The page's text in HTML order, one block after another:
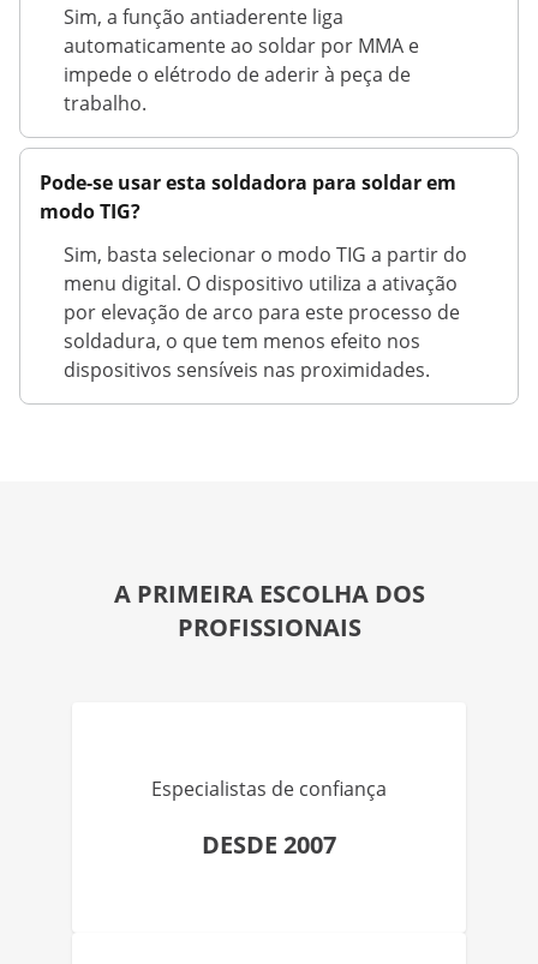
Sim, a função antiaderente liga
automaticamente ao soldar por MMA e
impede o elétrodo de aderir à peça de
trabalho.
Pode-se usar esta soldadora para soldar em
modo TIG?
Sim, basta selecionar o modo TIG a partir do
menu digital. O dispositivo utiliza a ativação
por elevação de arco para este processo de
soldadura, o que tem menos efeito nos
dispositivos sensíveis nas proximidades.
A PRIMEIRA ESCOLHA DOS
PROFISSIONAIS
Especialistas de confiança
DESDE 2007